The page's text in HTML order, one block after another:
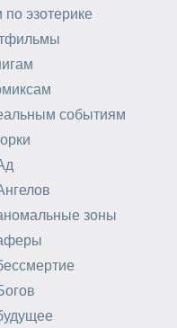
по эзотерике
событиям
зоны